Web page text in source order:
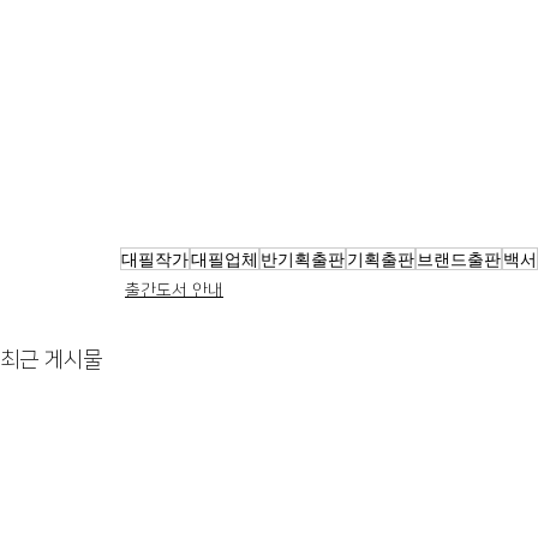
대필작가대필업체 반기획출판기획출판 브랜드출판백서
출간도서 안내
최근 게시물